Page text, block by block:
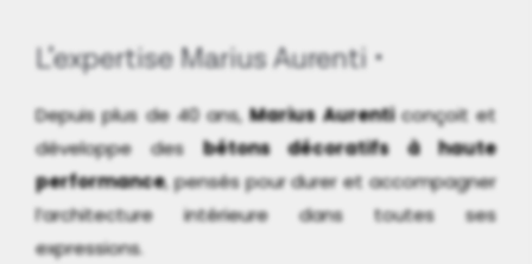
L’expertise Marius Aurenti
Depuis plus de 40 ans,Marius Aurenticonçoit et
développe desbétons décoratifs à haute
performance, pensés pour durer et accompagner
l’architecture intérieure dans toutes ses
expressions.